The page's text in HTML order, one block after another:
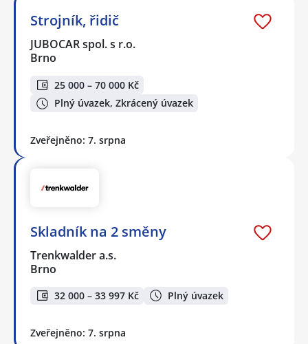
Strojník, řidič
JUBOCAR spol. s r.o.
Brno
25 000 – 70 000 Kč
Plný úvazek, Zkrácený úvazek
Zveřejněno: 7. srpna
Skladník na 2 směny
Trenkwalder a.s.
Brno
32 000 – 33 997 Kč Plný úvazek
Zveřejněno: 7. srpna